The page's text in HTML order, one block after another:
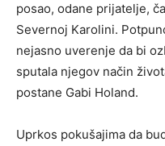
posao, odane prijatelje,
Severnoj Karolini.
nejasno uverenje da bi
sputala njegov način
postane Gabi Holand.
Uprkos pokušajima da